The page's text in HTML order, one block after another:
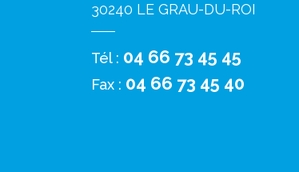
30240 LE GRAU-DU-ROI
Tél : 04 66 73 45 45
Fax : 04 66 73 45 40